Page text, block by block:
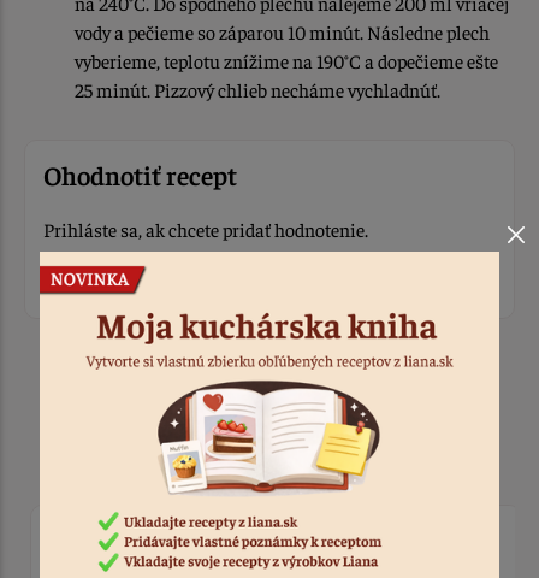
vody a pečieme so záparou 10 minút. Následne plech
vyberieme, teplotu znížime na 190°C a dopečieme ešte
25 minút. Pizzový chlieb necháme vychladnúť.
Ohodnotiť recept
Prihláste sa, ak chcete pridať hodnotenie.
Prihlásiť sa
Produkty k receptu